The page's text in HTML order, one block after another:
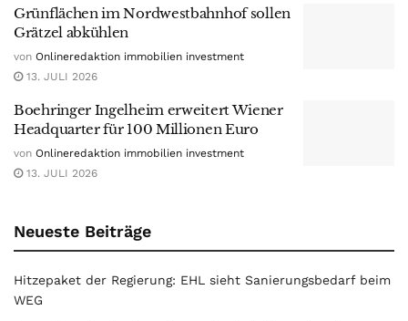
Grünflächen im Nordwestbahnhof sollen
Grätzel abkühlen
von Onlineredaktion immobilien investment
13. JULI 2026
Boehringer Ingelheim erweitert Wiener
Headquarter für 100 Millionen Euro
von Onlineredaktion immobilien investment
13. JULI 2026
Neueste Beiträge
Hitzepaket der Regierung: EHL sieht Sanierungsbedarf beim
WEG